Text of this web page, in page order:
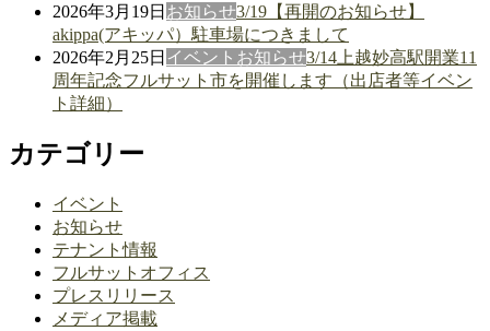
2026年3月19日 お知らせ3/19【再開のお知らせ】
akippa(アキッパ）駐車場につきまして
2026年2月25日 イベント お知らせ3/14上越妙高駅開業11
周年記念フルサット市を開催します（出店者等イベン
ト詳細）
カテゴリー
イベント
お知らせ
テナント情報
フルサットオフィス
プレスリリース
メディア掲載